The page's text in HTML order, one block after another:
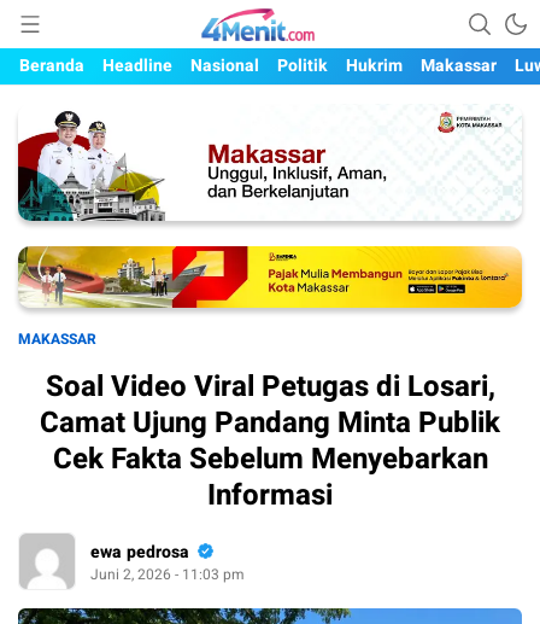
4menit.com
Mengungkap Kisah, Setiap Hari
Beranda
Headline Nasional Politik Hukrim Makassar
MAKASSAR
Soal Video Viral Petugas di Losari,
Camat Ujung Pandang Minta Publik
Cek Fakta Sebelum Menyebarkan
Informasi
ewa pedrosa
Juni 2, 2026 - 11:03 pm